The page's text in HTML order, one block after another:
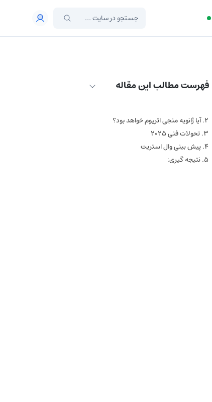
فهرست مطالب این مقاله
پیش بینی قیمت اتریوم (ETH)
آیا ژانویه منجی اتریوم خواهد بود؟
تحولات فنی ۲۰۲۵
پیش بینی وال‌ استریت
نتیجه گیری: